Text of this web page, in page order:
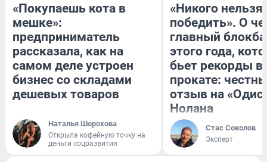
«Покупаешь кота в
мешке»:
предприниматель
рассказала, как на
самом деле устроен
бизнес со складами
дешевых товаров
Наталья Шорохова
Открыла кофейную точку на
деньги соцразвития
«Никого нельзя
победить». О
главный
этого года,
бьет рекорды в
прокате:
отзыв на
Нолана
Стас Соколов
Эксперт